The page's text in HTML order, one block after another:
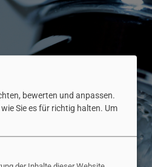
bewerten und anpassen.
Sie es für richtig halten. Um